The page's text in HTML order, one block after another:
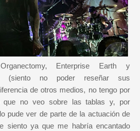
Enterprise Earth y
(siento no poder reseñar sus
de otros medios, no tengo por
que no veo sobre las tablas y, por
pude ver de parte de la actuación de
siento ya que me habría encantado